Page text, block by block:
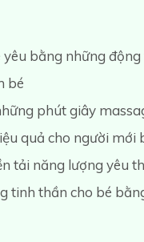
bằng những
bé
phút giây
quả cho người mới
tải năng lượng yêu
tinh thần cho bé